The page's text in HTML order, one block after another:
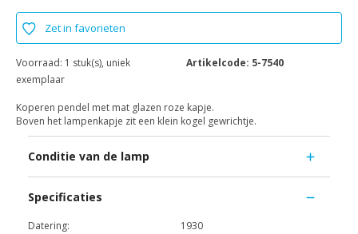
Zet in favorieten
Voorraad: 1 stuk(s), uniek
exemplaar
Artikelcode: 5-7540
Koperen pendel met mat glazen roze kapje.
Boven het lampenkapje zit een klein kogel gewrichtje.
Conditie van de lamp
Specificaties
Datering:
1930